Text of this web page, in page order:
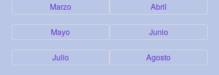
Marzo Abril
Mayo Junio
Julio Agosto